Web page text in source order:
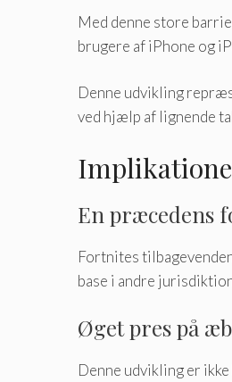
Med denne store
brugere af iPhone og
Denne udvikling
ved hjælp af lignende
En præcedens
Fortnites
base i andre
Øget pres på
Denne udvikling er